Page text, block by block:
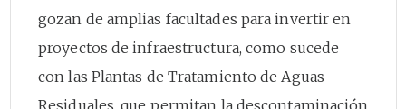
gozan de amplias facultades para invertir en
proyectos de infraestructura, como sucede
con las Plantas de Tratamiento de Aguas
Residuales, que permitan la descontaminación